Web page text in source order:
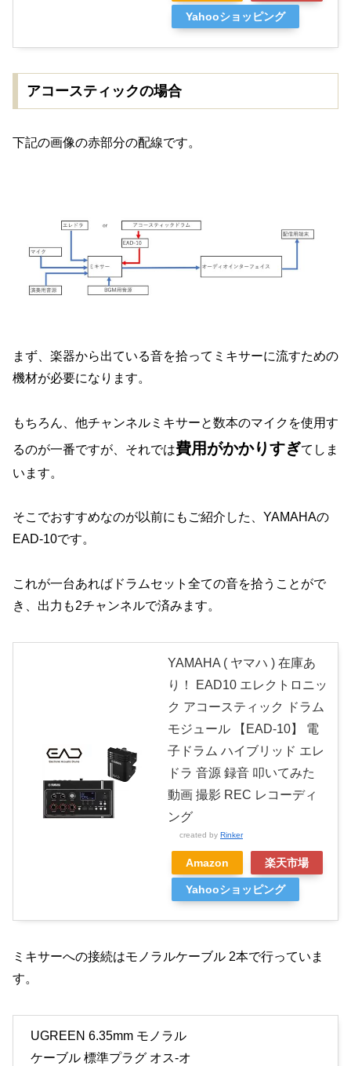
Yahooショッピング
アコースティックの場合
下記の画像の赤部分の配線です。
まず、楽器から出ている音を拾ってミキサーに流すための
機材が必要になります。
もちろん、他チャンネルミキサーと数本のマイクを使用す
るのが一番ですが、それでは費用がかかりすぎてしま
います。
そこでおすすめなのが以前にもご紹介した、YAMAHAの
EAD-10です。
これが一台あればドラムセット全ての音を拾うことがで
き、出力も2チャンネルで済みます。
YAMAHA ( ヤマハ ) 在庫あ
り！ EAD10 エレクトロニッ
ク アコースティック ドラム
モジュール 【EAD-10】 電
子ドラム ハイブリッド エレ
ドラ 音源 録音 叩いてみた
動画 撮影 REC レコーディ
ング
created by Rinker
Amazon 楽天市場
Yahooショッピング
ミキサーへの接続はモノラルケーブル 2本で行っていま
す。
UGREEN 6.35mm モノラル
ケーブル 標準プラグ オス-オ